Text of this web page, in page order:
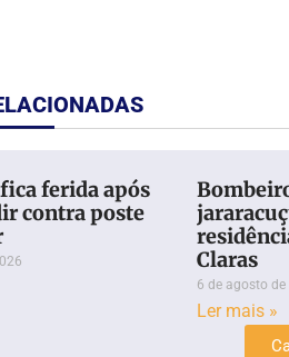
ferida após
contra poste
Claras
6 de agosto
Ler mais »